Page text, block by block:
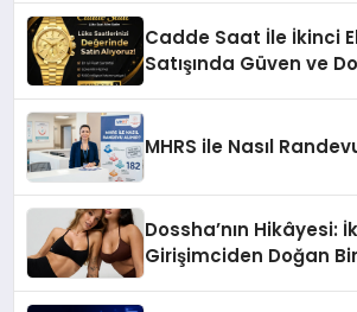
Cadde Saat İle İkinci
Satışında Güven ve
MHRS ile Nasıl
Dossha’nın Hikâyesi:
Girişimciden Doğan